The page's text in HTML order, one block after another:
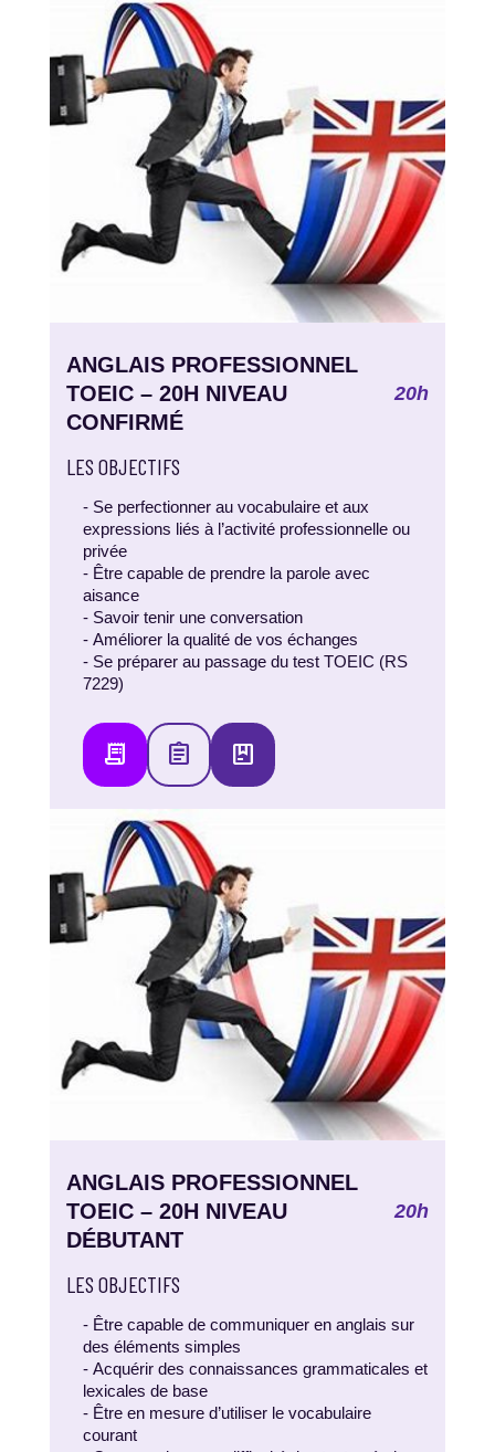
ANGLAIS PROFESSIONNEL
TOEIC – 20H NIVEAU
CONFIRMÉ
20h
LES OBJECTIFS
- Se perfectionner au vocabulaire et aux
expressions liés à l’activité professionnelle ou
privée
- Être capable de prendre la parole avec
aisance
- Savoir tenir une conversation
- Améliorer la qualité de vos échanges
- Se préparer au passage du test TOEIC (RS
7229)
receipt_long assignment package
ANGLAIS PROFESSIONNEL
TOEIC – 20H NIVEAU
DÉBUTANT
20h
LES OBJECTIFS
- Être capable de communiquer en anglais sur
des éléments simples
- Acquérir des connaissances grammaticales et
lexicales de base
- Être en mesure d’utiliser le vocabulaire
courant